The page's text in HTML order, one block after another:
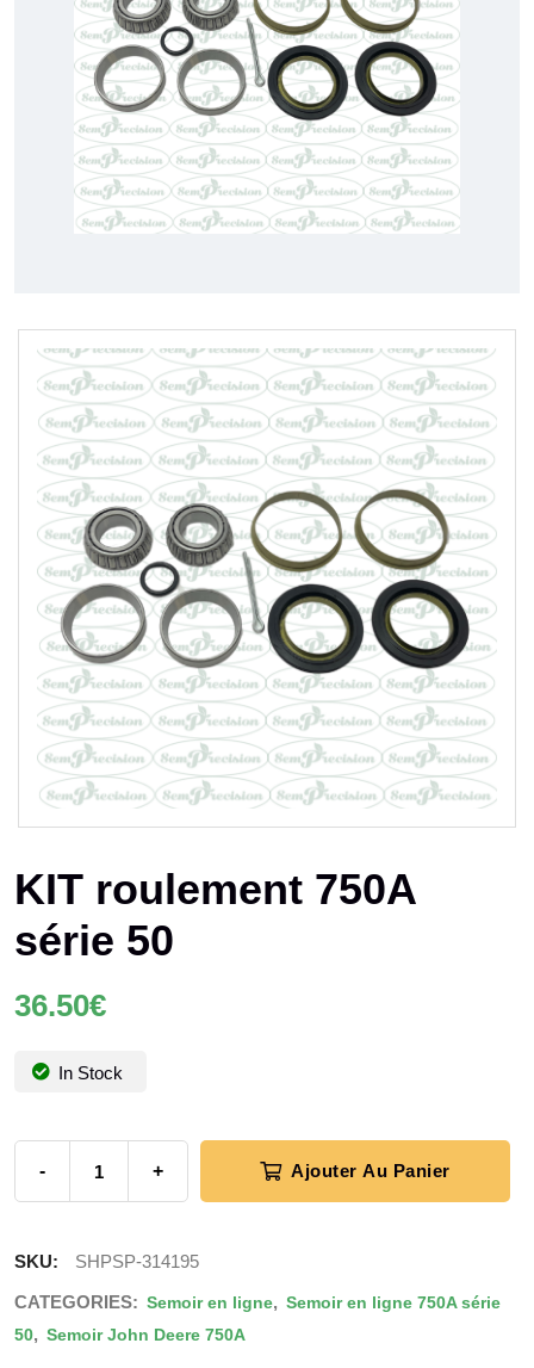
KIT roulement 750A
série 50
36.50€
In Stock
- + Ajouter Au Panier
SKU:
SHPSP-314195
CATEGORIES: Semoir en ligne, Semoir en ligne 750A série
50, Semoir John Deere 750A